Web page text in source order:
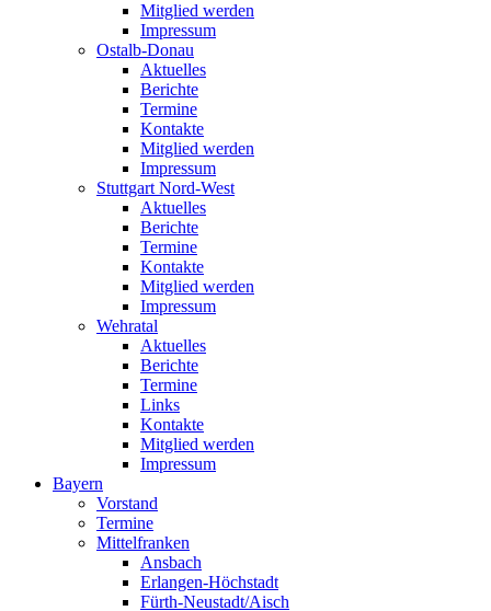
Mitglied werden
Impressum
Ostalb-Donau
Aktuelles
Berichte
Termine
Kontakte
Mitglied werden
Impressum
Stuttgart Nord-West
Aktuelles
Berichte
Termine
Kontakte
Mitglied werden
Impressum
Wehratal
Aktuelles
Berichte
Termine
Links
Kontakte
Mitglied werden
Impressum
Bayern
Vorstand
Termine
Mittelfranken
Ansbach
Erlangen-Höchstadt
Fürth-Neustadt/Aisch